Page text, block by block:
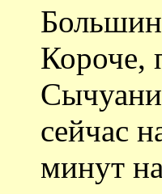
Короче,
сейчас
минут